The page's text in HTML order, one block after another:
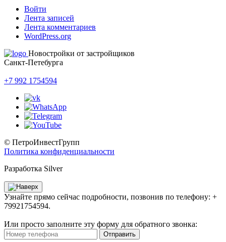
Войти
Лента записей
Лента комментариев
WordPress.org
Новостройки от застройщиков
Санкт-Петебурга
+7 992 1754594
© ПетроИнвестГрупп
Политика конфиденциальности
Разработка Silver
Узнайте прямо сейчас подробности, позвонив по телефону: +
79921754594.
Или просто заполните эту форму для обратного звонка:
Отправить